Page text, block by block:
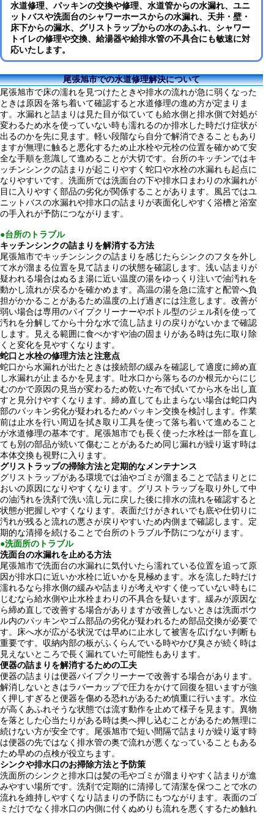
水道修理、パッキンの交換や修理、水道管からの水漏れ、ユニ
ットバスや洗面台のシャワーホースからの水漏れ、天井・壁・
床下からの漏水、グリストラップからの水のあふれ、シャワー
トイレの修理や交換、給湯器や給排水管の不具合にも敏速に対
応いたします。
尾張旭市での水道修理解決について
尾張旭市で床の濡れを見つけたときや排水の流れが急に弱くなった
ときは原因を落ち着いて確認すると水道修理の進め方が定まりま
す。水漏れと詰まりは見た目が似ていても給水側と排水側で対処が
変わるため水を使っていない時も濡れるのか排水した時だけ症状が
出るのかを先に見ます。軽い段階なら自分で解消できることもあり
ますが無理に触ると悪化するため止水栓や元栓の位置を確かめて安
全な手順を意識して進めることが大切です。台所のキッチンではキ
ッチンシンクの詰まりが起こりやすく蛇口や水栓の水漏れも起点に
なりやすいです。洗面所では洗面台の下や排水口まわりの水漏れが
目に入りやすく部品の劣化が関係することがあります。風呂ではユ
ニットバスの水漏れや排水口の詰まりが表面化しやすく浴槽と浴室
の手入れが予防につながります。
●台所のトラブル
キッチンシンクの詰まりを解消する方法
尾張旭市でキッチンシンクの詰まりを感じたらシンクのフタを外し
て水が溜まる位置を見て詰まりの状態を確認します。浅い詰まりが
疑われる場合はぬるま湯に近い温度の湯をゆっくり注いで油汚れを
動かし流れが戻るかを確かめます。高温の湯を急に流すと配管へ負
担がかかることがあるため温度の上げ過ぎには注意します。改善が
弱い場合は専用のパイプクリーナーやボトル型のジェル剤を使って
汚れを分解してから十分な水で流し詰まりの戻りがないかまで確認
します。見える範囲に食べかすや油の固まりがある時は先に取り除
くと変化を見やすくなります。
蛇口と水栓の修理方法と注意点
蛇口から水漏れが出たときは接続部の緩みを確認して適度に締め直
し水漏れが止まるかを見ます。吐水口から落ちるのか根元からにじ
むのかで原因の見当が変わるため乾いた布で拭いてから水を出し直
すと見分けやすくなります。締め直しても止まらない場合は蛇口内
部のパッキン劣化が疑われるためパッキン交換を検討します。作業
前は止水を行い周辺を拭き取り工具を使って落ち着いて進めること
が水道修理の基本です。尾張旭市でも長く使った水栓は一部を直し
ても別の部品が続いて傷むことがあるため同じ漏れが繰り返す時は
本体交換も視野に入ります。
グリストラップの掃除方法と定期的なメンテナンス
グリストラップがある環境では油やゴミが溜まることで詰まりとに
おいの原因になりやすくなります。グリストラップを取り外して中
の油汚れを洗剤で洗い流し元に戻した後に排水の流れを確認すると
状態が把握しやすくなります。表面だけがきれいでも底や仕切りに
汚れが残ると流れの悪さが戻りやすいため内側まで確認します。定
期的な清掃を続けることで台所のトラブル予防につながります。
●洗面所のトラブル
洗面台の水漏れを止める方法
尾張旭市で洗面台の水漏れに気付いたら濡れている位置を追って原
因が排水口に近いか水栓に近いかを見極めます。水を流した時だけ
濡れるなら排水側の緩みや詰まりが考えやすく使っていない時もに
じむなら給水側や止水栓まわりの不具合を疑います。緩みが原因な
ら締め直しで改善する場合がありますが改善しないときは洗面ボウ
ル内のパッキンやゴム部品の劣化が疑われるため部品交換が必要で
す。床へ水が広がる状況では早めに止水して被害を広げない判断も
重要です。収納内部の板がふくらんでいる時やかび臭さが続く時は
見えないところで長く漏れていた可能性もあります。
便器の詰まりを解消するための工夫
便器の詰まりは便器パイプクリーナーで改善する場合があります。
解消しないときはラバーカップで圧力をかけて回復を狙いますが強
く押しすぎると便器を傷める恐れがあるため慎重に行います。水位
が高くあふれそうな状態では流す動作を止めて様子を見ます。異物
を落とした心当たりがある時は奥へ押し込むことがあるため無理に
続けない方が安全です。尾張旭市で短い間隔で詰まりが繰り返す時
は便器の先ではなく排水管の奥で流れが悪くなっていることもある
ため早めの点検が役立ちます。
シンクや排水口のお掃除方法と予防策
洗面所のシンクと排水口は髪の毛やゴミが溜まりやすく詰まりが進
みやすい場所です。洗剤で定期的に清掃して清潔を保つことで水の
流れを維持しやすくなり詰まりの予防にもつながります。表面のゴ
ミだけでなく排水口の内側に付くぬめりも流れを悪くするため触れ